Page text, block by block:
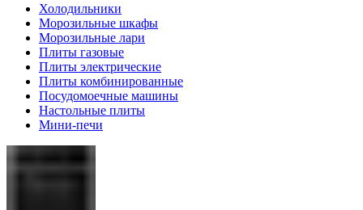
Холодильники
Морозильные шкафы
Морозильные лари
Плиты газовые
Плиты электрические
Плиты комбинированные
Посудомоечные машины
Настольные плиты
Мини-печи